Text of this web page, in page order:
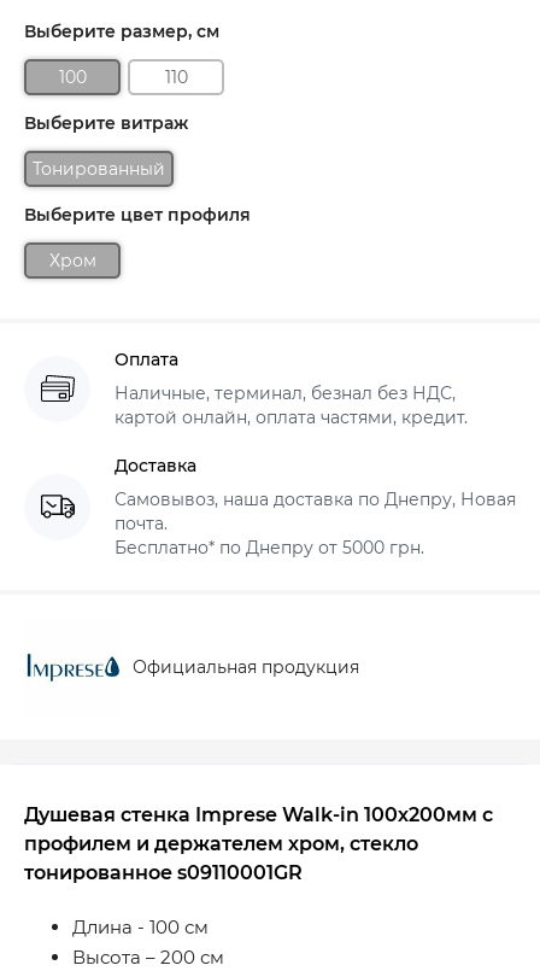
Выберите размер, см
100 110
Выберите витраж
Тонированный
Выберите цвет профиля
Хром
Оплата
Наличные, терминал, безнал без НДС,
картой онлайн, оплата частями, кредит.
Доставка
Самовывоз, наша доставка по Днепру, Новая
почта.
Бесплатно* по Днепру от 5000 грн.
Официальная продукция
Душевая стенка Imprese Walk-in 100х200мм с
профилем и держателем хром, стекло
тонированное s09110001GR
Длина - 100 см
Высота – 200 см